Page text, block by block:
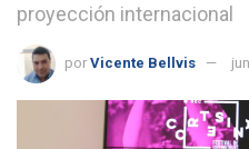
proyección internacional
por Vicente Bellvis